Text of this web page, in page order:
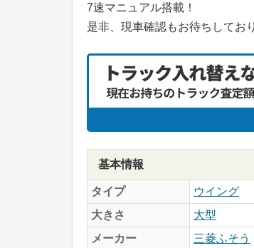
7速マニュアル搭載！
是非、現車確認もお待ちしてお
基本情報
タイプ
ウイング
大きさ
大型
メーカー
三菱ふそう